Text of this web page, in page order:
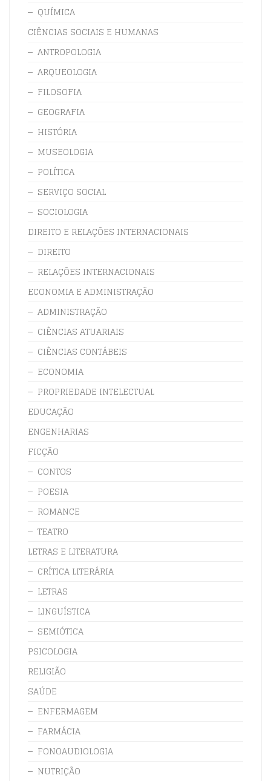
QUÍMICA
CIÊNCIAS SOCIAIS E HUMANAS
ANTROPOLOGIA
ARQUEOLOGIA
FILOSOFIA
GEOGRAFIA
HISTÓRIA
MUSEOLOGIA
POLÍTICA
SERVIÇO SOCIAL
SOCIOLOGIA
DIREITO E RELAÇÕES INTERNACIONAIS
DIREITO
RELAÇÕES INTERNACIONAIS
ECONOMIA E ADMINISTRAÇÃO
ADMINISTRAÇÃO
CIÊNCIAS ATUARIAIS
CIÊNCIAS CONTÁBEIS
ECONOMIA
PROPRIEDADE INTELECTUAL
EDUCAÇÃO
ENGENHARIAS
FICÇÃO
CONTOS
POESIA
ROMANCE
TEATRO
LETRAS E LITERATURA
CRÍTICA LITERÁRIA
LETRAS
LINGUÍSTICA
SEMIÓTICA
PSICOLOGIA
RELIGIÃO
SAÚDE
ENFERMAGEM
FARMÁCIA
FONOAUDIOLOGIA
NUTRIÇÃO